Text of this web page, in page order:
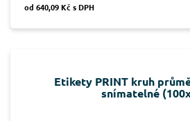
od 640,09 Kč s DPH
Etikety PRINT kruh
snímatelné